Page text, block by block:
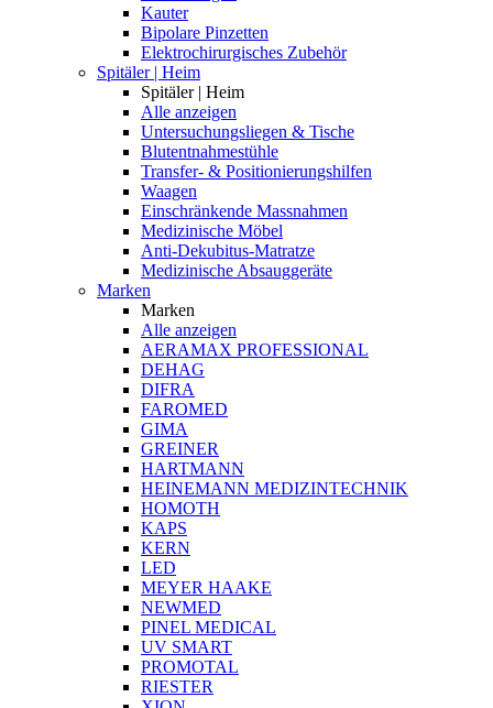
Kauter
Bipolare Pinzetten
Elektrochirurgisches Zubehör
Spitäler | Heim
Spitäler | Heim
Alle anzeigen
Untersuchungsliegen & Tische
Blutentnahmestühle
Transfer- & Positionierungshilfen
Waagen
Einschränkende Massnahmen
Medizinische Möbel
Anti-Dekubitus-Matratze
Medizinische Absauggeräte
Marken
Marken
Alle anzeigen
AERAMAX PROFESSIONAL
DEHAG
DIFRA
FAROMED
GIMA
GREINER
HARTMANN
HEINEMANN MEDIZINTECHNIK
HOMOTH
KAPS
KERN
LED
MEYER HAAKE
NEWMED
PINEL MEDICAL
UV SMART
PROMOTAL
RIESTER